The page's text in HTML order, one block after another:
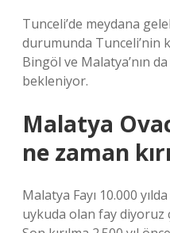
Tunceli’de meydana
durumunda Tunceli’nin
Bingöl ve Malatya’nın
bekleniyor.
Malatya
ne zaman
Malatya Fayı 10.000
uykuda olan fay diyoruz